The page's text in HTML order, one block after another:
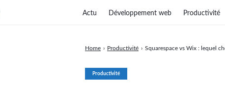
Productivité
Home › Productivité › Squarespace vs Wix : lequel
Actu Développement web Productivité